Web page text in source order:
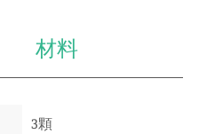
材料
3顆